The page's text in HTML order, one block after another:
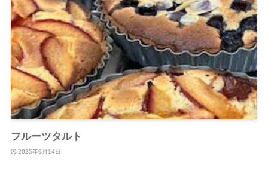
フルーツタルト
2025年9月14日